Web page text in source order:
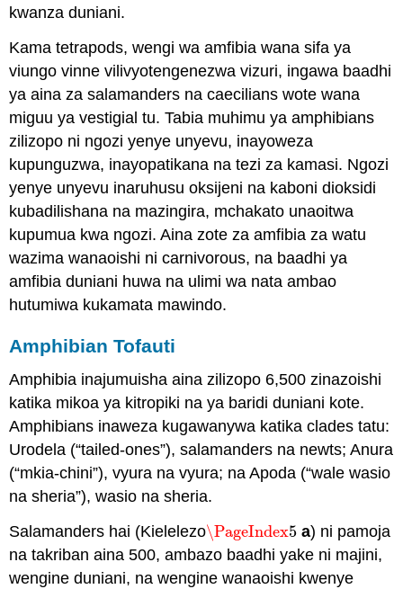
kwanza duniani.
Kama tetrapods, wengi wa amfibia wana sifa ya
viungo vinne vilivyotengenezwa vizuri, ingawa baadhi
ya aina za salamanders na caecilians wote wana
miguu ya vestigial tu. Tabia muhimu ya amphibians
zilizopo ni ngozi yenye unyevu, inayoweza
kupunguzwa, inayopatikana na tezi za kamasi. Ngozi
yenye unyevu inaruhusu oksijeni na kaboni dioksidi
kubadilishana na mazingira, mchakato unaoitwa
kupumua kwa ngozi. Aina zote za amfibia za watu
wazima wanaoishi ni carnivorous, na baadhi ya
amfibia duniani huwa na ulimi wa nata ambao
hutumiwa kukamata mawindo.
Amphibian Tofauti
Amphibia inajumuisha aina zilizopo 6,500 zinazoishi
katika mikoa ya kitropiki na ya baridi duniani kote.
Amphibians inaweza kugawanywa katika clades tatu:
Urodela (“tailed-ones”), salamanders na newts; Anura
(“mkia-chini”), vyura na vyura; na Apoda (“wale wasio
na sheria”), wasio na sheria.
Salamanders hai (Kielelezo\PageIndex5
\PageIndex5 a) ni pamoja
na takriban aina 500, ambazo baadhi yake ni majini,
wengine duniani, na wengine wanaoishi kwenye